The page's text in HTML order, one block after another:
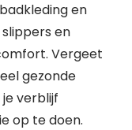
en
en
Vergeet
gezonde
verblijf
op te doen.